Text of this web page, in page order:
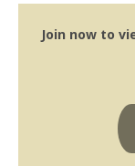
Join now to